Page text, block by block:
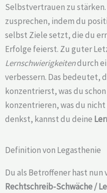
Selbstvertrauen zu
zusprechen, indem du
selbst Ziele setzt, die du
Erfolge feierst. Zu guter
Lernschwierigkeitendurch
verbessern. Das bedeutet,
konzentrierst, was du
konzentrieren, was du
denkst, kannst du deine
Definition von Legasthenie
Du als Betroffener hast nun
Rechtschreib-Schwäche /